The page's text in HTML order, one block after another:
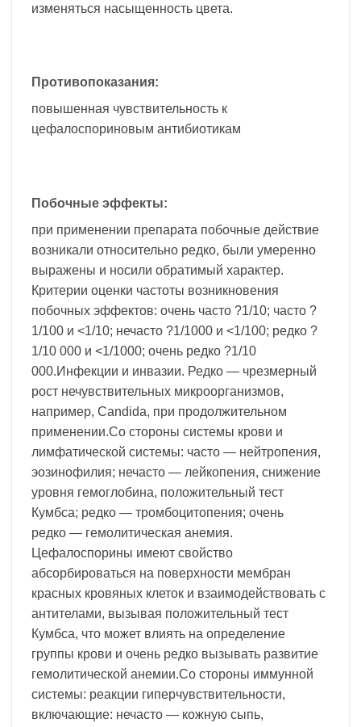
изменяться насыщенность цвета.
Противопоказания:
повышенная чувствительность к
цефалоспориновым антибиотикам
Побочные эффекты:
при применении препарата побочные действие
возникали относительно редко, были умеренно
выражены и носили обратимый характер.
Критерии оценки частоты возникновения
побочных эффектов: очень часто ?1/10; часто ?
1/100 и <1/10; нечасто ?1/1000 и <1/100; редко ?
1/10 000 и <1/1000; очень редко ?1/10
000.Инфекции и инвазии. Редко — чрезмерный
рост нечувствительных микроорганизмов,
например, Candida, при продолжительном
применении.Со стороны системы крови и
лимфатической системы: часто — нейтропения,
эозинофилия; нечасто — лейкопения, снижение
уровня гемоглобина, положительный тест
Кумбса; редко — тромбоцитопения; очень
редко — гемолитическая анемия.
Цефалоспорины имеют свойство
абсорбироваться на поверхности мембран
красных кровяных клеток и взаимодействовать с
антителами, вызывая положительный тест
Кумбса, что может влиять на определение
группы крови и очень редко вызывать развитие
гемолитической анемии.Со стороны иммунной
системы: реакции гиперчувствительности,
включающие: нечасто — кожную сыпь,